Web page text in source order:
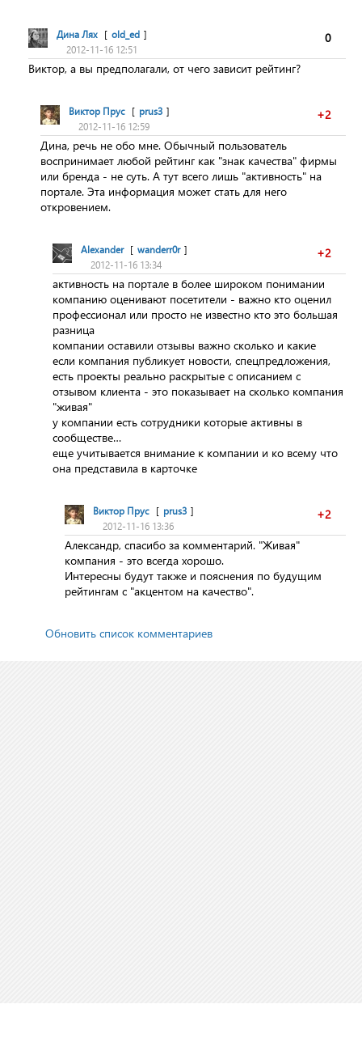
0
Дина Лях [ old_ed ]
2012-11-16 12:51
Виктор, а вы предполагали, от чего зависит рейтинг?
+2
Виктор Прус [ prus3 ]
2012-11-16 12:59
Дина, речь не обо мне. Обычный пользователь
воспринимает любой рейтинг как "знак качества" фирмы
или бренда - не суть. А тут всего лишь "активность" на
портале. Эта информация может стать для него
откровением.
+2
Alexander [ wanderr0r ]
2012-11-16 13:34
активность на портале в более широком понимании
компанию оценивают посетители - важно кто оценил
профессионал или просто не известно кто это большая
разница
компании оставили отзывы важно сколько и какие
если компания публикует новости, спецпредложения,
есть проекты реально раскрытые с описанием с
отзывом клиента - это показывает на сколько компания
"живая"
у компании есть сотрудники которые активны в
сообществе…
еще учитывается внимание к компании и ко всему что
она представила в карточке
+2
Виктор Прус [ prus3 ]
2012-11-16 13:36
Александр, спасибо за комментарий. "Живая"
компания - это всегда хорошо.
Интересны будут также и пояснения по будущим
рейтингам с "акцентом на качество".
Обновить список комментариев